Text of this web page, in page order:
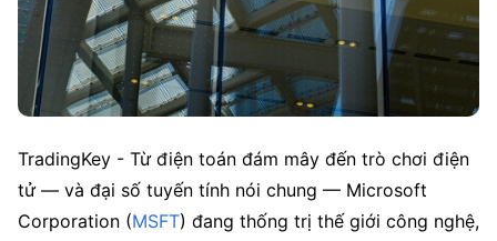
TradingKey - Từ điện toán đám mây đến trò chơi điện
tử — và đại số tuyến tính nói chung — Microsoft
Corporation (MSFT) đang thống trị thế giới công nghệ,